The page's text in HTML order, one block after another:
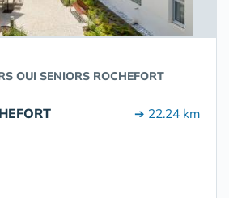
OUI SENIORS ROCHEFORT
➔ 22.24 km